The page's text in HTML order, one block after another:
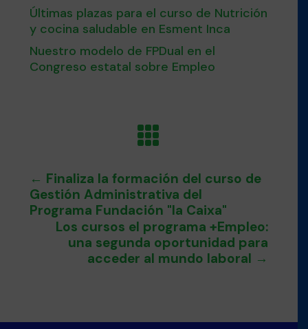
Últimas plazas para el curso de Nutrición
y cocina saludable en Esment Inca
Nuestro modelo de FPDual en el
Congreso estatal sobre Empleo

← Finaliza la formación del curso de
Gestión Administrativa del
Programa Fundación "la Caixa"
Los cursos el programa +Empleo:
una segunda oportunidad para
acceder al mundo laboral →